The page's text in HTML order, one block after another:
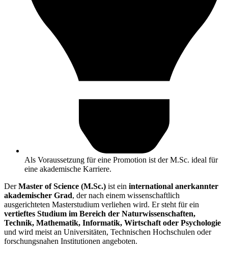
Als Voraussetzung für eine Promotion ist der M.Sc. ideal für
eine akademische Karriere.
DerMaster of Science (M.Sc.) ist ein international anerkannter
akademischer Grad, der nach einem wissenschaftlich
ausgerichteten Masterstudium verliehen wird. Er steht für ein
vertieftes Studium im Bereich der Naturwissenschaften,
Technik, Mathematik, Informatik, Wirtschaft oder Psychologie
und wird meist an Universitäten, Technischen Hochschulen oder
forschungsnahen Institutionen angeboten.